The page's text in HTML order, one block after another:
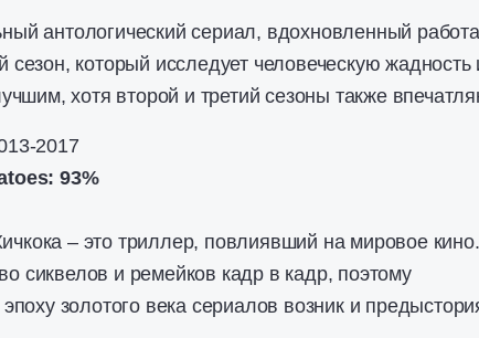
антологический сериал, вдохновленный
сезон, который исследует человеческую жадность
хотя второй и третий сезоны также
2017
93%
– это триллер, повлиявший на мировое кино.
сиквелов и ремейков кадр в кадр, поэтому
золотого века сериалов возник и